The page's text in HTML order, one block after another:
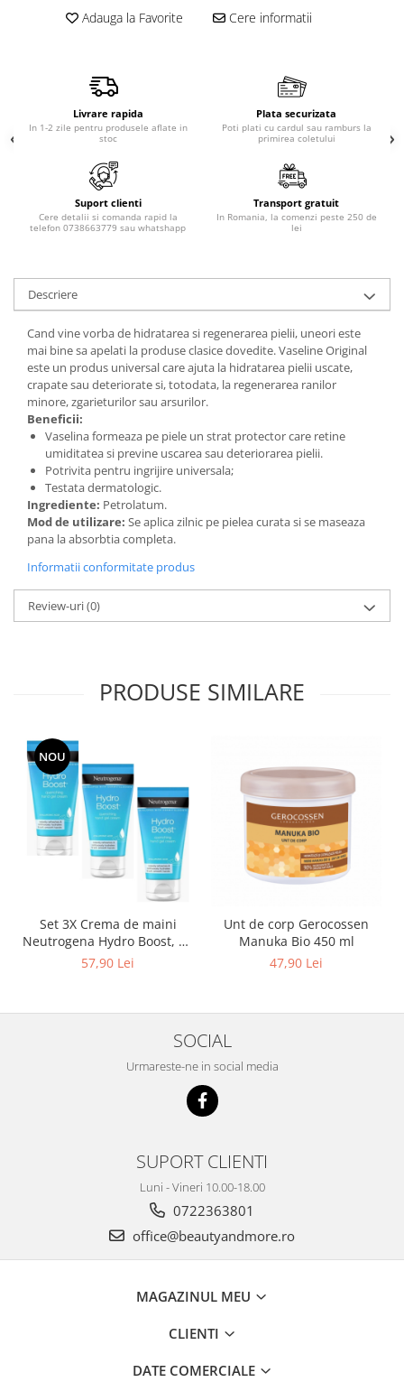
Aplicatoare si pensule machiaj
Periute de dinti
Pasta de dinti
Apa de gura
Adeziv dentar si ingrijire proteza
Igiena intima
Tampoane si absorbante
Produse manichiura & pedichiura
Oja si lac de unghii
Accesorii manichiura & pedichiura
Scutece adulti
Seturi cadou
Adauga la Favorite Cere informatii
Livrare rapida
In 1-2 zile pentru produsele aflate in
stoc
Plata securizata
Poti plati cu cardul sau ramburs la
primirea coletului
Suport clienti
Cere detalii si comanda rapid la
telefon 0738663779 sau whatshapp
Transport gratuit
In Romania, la comenzi peste 250 de
lei
Descriere
Cand vine vorba de hidratarea si regenerarea pielii, uneori este
mai bine sa apelati la produse clasice dovedite. Vaseline Original
este un produs universal care ajuta la hidratarea pielii uscate,
crapate sau deteriorate si, totodata, la regenerarea ranilor
minore, zgarieturilor sau arsurilor.
Beneficii:
Vaselina formeaza pe piele un strat protector care retine
umiditatea si previne uscarea sau deteriorarea pielii.
Potrivita pentru ingrijire universala;
Testata dermatologic.
Ingrediente: Petrolatum.
Mod de utilizare: Se aplica zilnic pe pielea curata si se maseaza
pana la absorbtia completa.
Informatii conformitate produs
Review-uri(0)
PRODUSE SIMILARE
NOU
Set 3X Crema de maini
Neutrogena Hydro Boost, 75
ml
57,90 Lei
Unt de corp Gerocossen
Manuka Bio 450 ml
47,90 Lei
SOCIAL
Urmareste-ne in social media
SUPORT CLIENTI
Luni - Vineri 10.00-18.00
0722363801
office@beautyandmore.ro
MAGAZINUL MEU
CLIENTI
DATE COMERCIALE